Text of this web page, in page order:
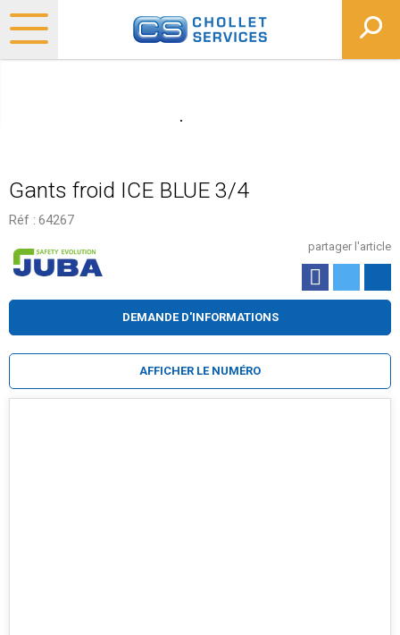
Gants froid ICE BLUE 3/4
Réf : 64267
partager l'article
DEMANDE D'INFORMATIONS
AFFICHER LE NUMÉRO